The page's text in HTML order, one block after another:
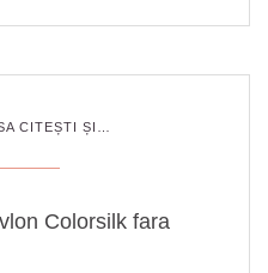
CITEȘTI ȘI…
Colorsilk fara